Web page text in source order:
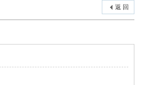
返 回